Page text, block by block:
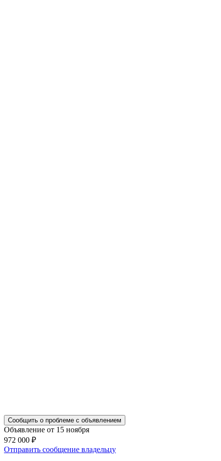
Сообщить о проблеме с объявлением
Объявление от 15 ноября
972 000 ₽
Отправить сообщение владельцу